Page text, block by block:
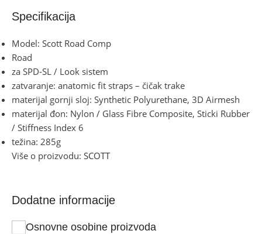
Specifikacija
Model: Scott Road Comp
Road
za SPD-SL / Look sistem
zatvaranje: anatomic fit straps – čičak trake
materijal gornji sloj: Synthetic Polyurethane, 3D Airmesh
materijal đon: Nylon / Glass Fibre Composite, Sticki Rubber
/ Stiffness Index 6
težina: 285g
Više o proizvodu: SCOTT
Dodatne informacije
Osnovne osobine proizvoda